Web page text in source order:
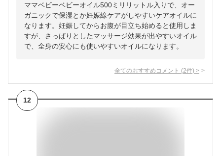
ママベビーベビーオイル500ミリリットル入りで、オー
ガニックで保湿とか妊娠線ケアがしやすいケアオイルに
なります。妊娠してからお腹が目立ち始めると使用しま
すが、さっぱりとしたマッサージ効果が出やすいオイル
で、全身の安心にも使いやすいオイルになります。
全てのおすすめコメント (2件) >
12